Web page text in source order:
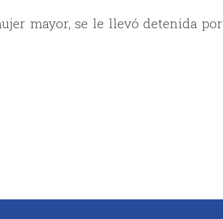
mayor, se le llevó detenida por